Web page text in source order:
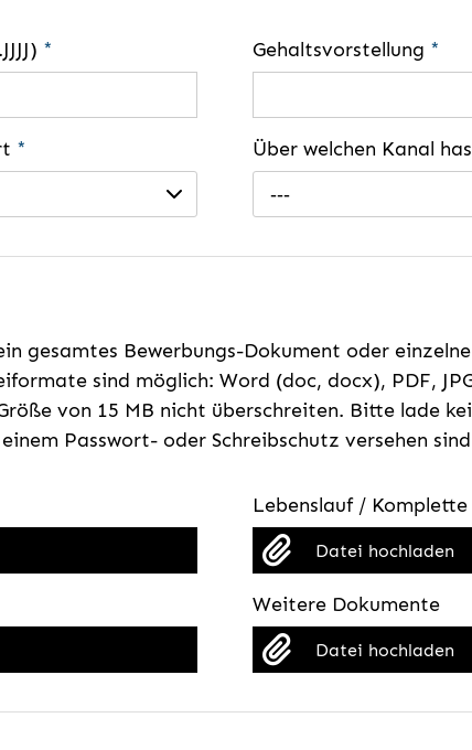
* Gehaltsvorstellung *
*
Über welchen Kanal
---
gesamtes Bewerbungs-Dokument oder
sind möglich: Word (doc, docx), PDF,
von 15 MB nicht überschreiten. Bitte lade
Passwort- oder Schreibschutz versehen
Lebenslauf /
Datei hochladen
Weitere Dokumente
Datei hochladen